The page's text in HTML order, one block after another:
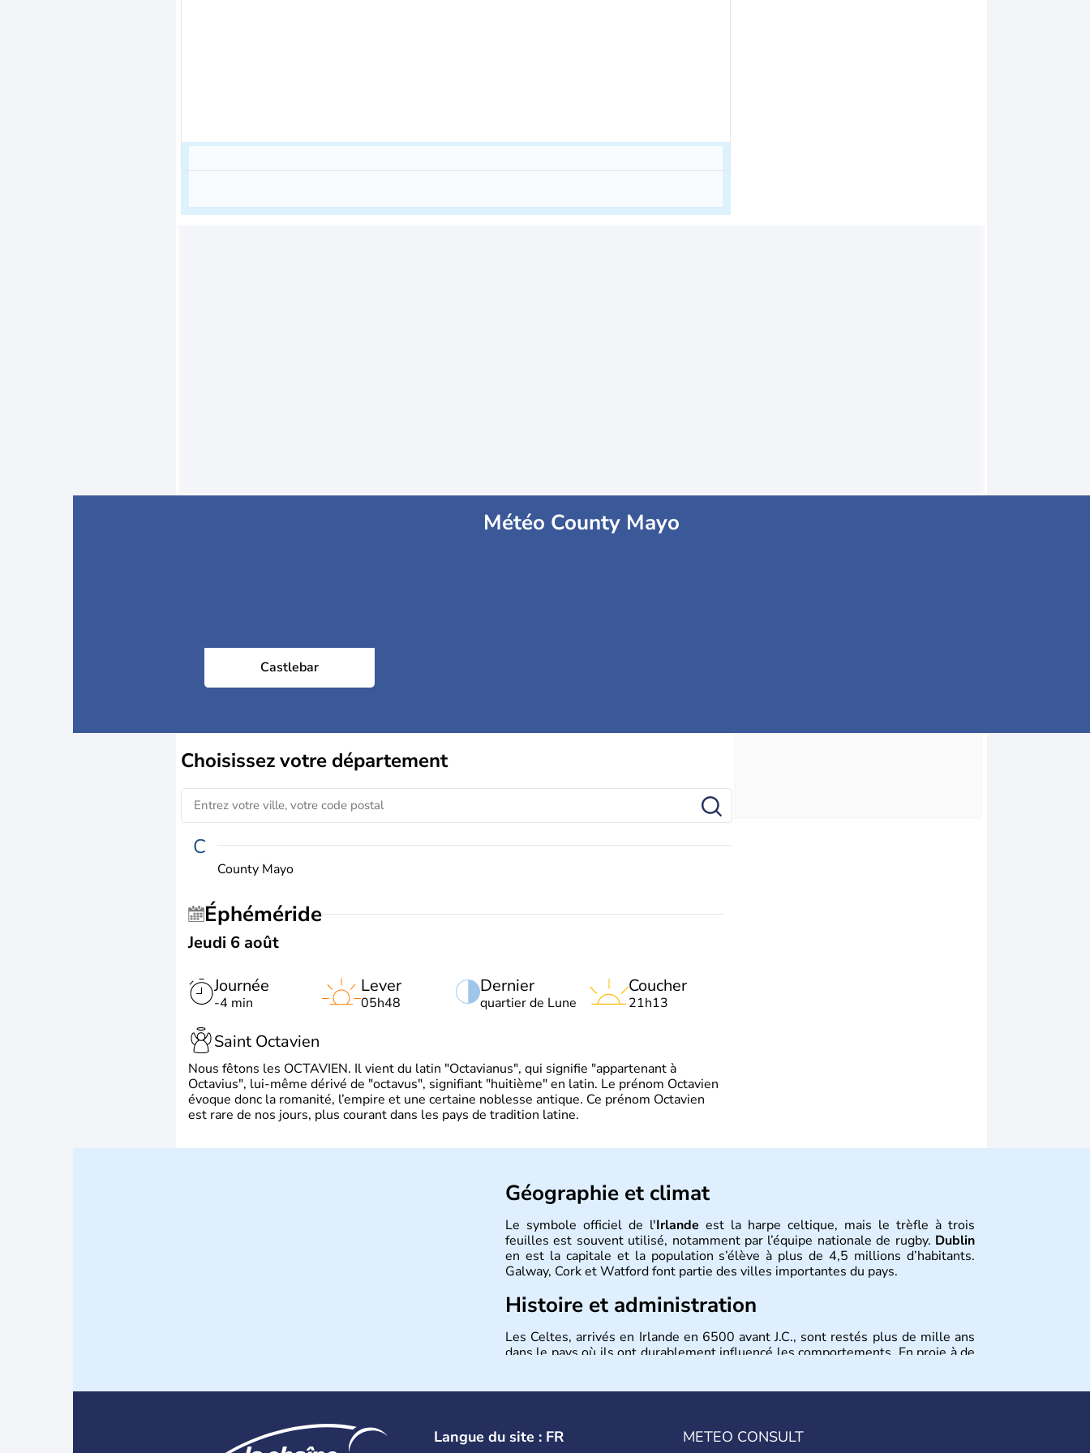
Météo County Mayo
Castlebar
Choisissezvotre département
C
County Mayo
Éphéméride
Jeudi 6 août
Journée
-4 min
Dernier
quartier de Lune
Lever
05h48
Coucher
21h13
Saint Octavien
Nous fêtons les OCTAVIEN. Il vient du latin "Octavianus", qui signifie "appartenant à
Octavius", lui-même dérivé de "octavus", signifiant "huitième" en latin. Le prénom Octavien
évoque donc la romanité, l’empire et une certaine noblesse antique. Ce prénom Octavien
est rare de nos jours, plus courant dans les pays de tradition latine.
Géographie et climat
Le symbole officiel de l'Irlande est la harpe celtique, mais le trèfle à trois
feuilles est souvent utilisé, notamment par l’équipe nationale de rugby. Dublin
en est la capitale et la population s’élève à plus de 4,5 millions d’habitants.
Galway, Cork et Watford font partie des villes importantes du pays.
Histoire et administration
Les Celtes, arrivés en Irlande en 6500 avant J.C., sont restés plus de mille ans
dans le pays où ils ont durablement influencé les comportements. En proie à de
Langue du site : FR METEO CONSULT